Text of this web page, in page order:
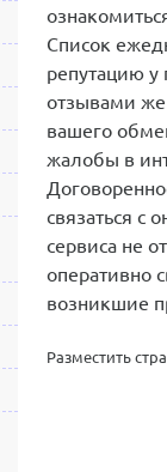
Список
репутацию у
отзывами же
вашего
жалобы в
связаться с
сервиса не
оперативно
возникшие
Разместить